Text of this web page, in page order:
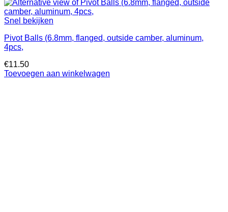
Snel bekijken
Pivot Balls (6.8mm, flanged, outside camber, aluminum,
4pcs,
€11.50
Toevoegen aan winkelwagen